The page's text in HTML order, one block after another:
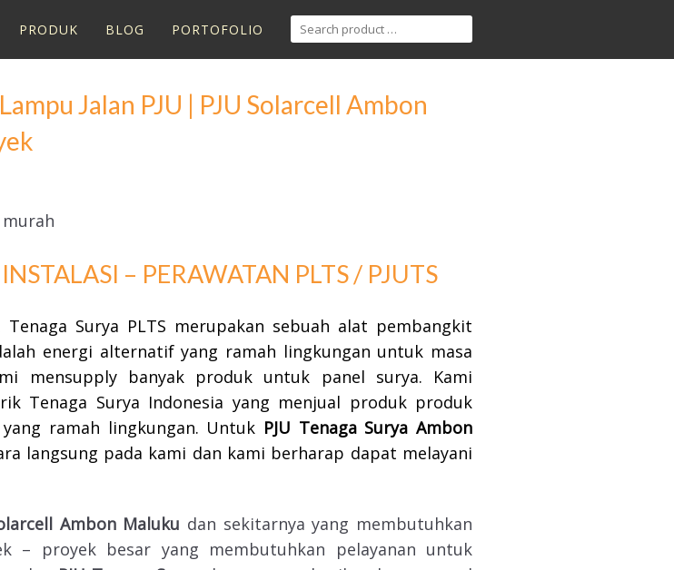
PRODUK BLOG PORTOFOLIO
Jalan PJU | PJU Solarcell Ambon
– PERAWATAN PLTS / PJUTS
Surya PLTS merupakan sebuah alat pembangkit
energi alternatif yang ramah lingkungan untuk masa
mensupply banyak produk untuk panel surya. Kami
Tenaga Surya Indonesia yang menjual produk produk
ramah lingkungan. Untuk PJU Tenaga Surya Ambon
langsung pada kami dan kami berharap dapat melayani
Ambon Maluku dan sekitarnya yang membutuhkan
– proyek besar yang membutuhkan pelayanan untuk